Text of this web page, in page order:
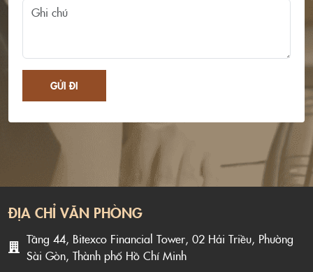
GỬI ĐI
ĐỊA CHỈ VĂN PHÒNG
Tầng 44, Bitexco Financial Tower, 02 Hải Triều, Phường
Sài Gòn, Thành phố Hồ Chí Minh